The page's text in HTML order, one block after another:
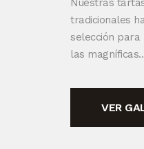
Nuestras
tradicionales
selección para
las
VER